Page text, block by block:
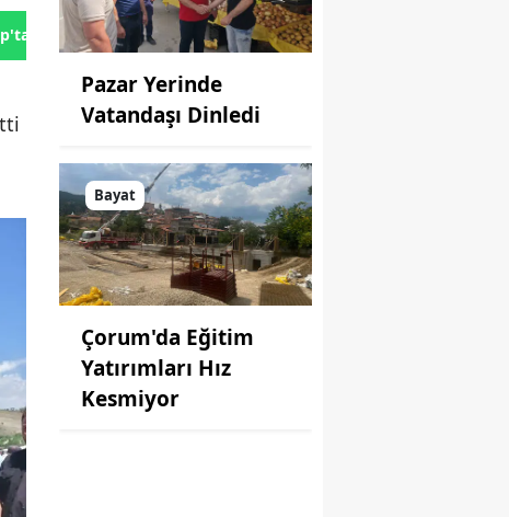
Gönder
Pazar Yerinde
Vatandaşı Dinledi
Bayat
Çorum'da Eğitim
Yatırımları Hız
Kesmiyor